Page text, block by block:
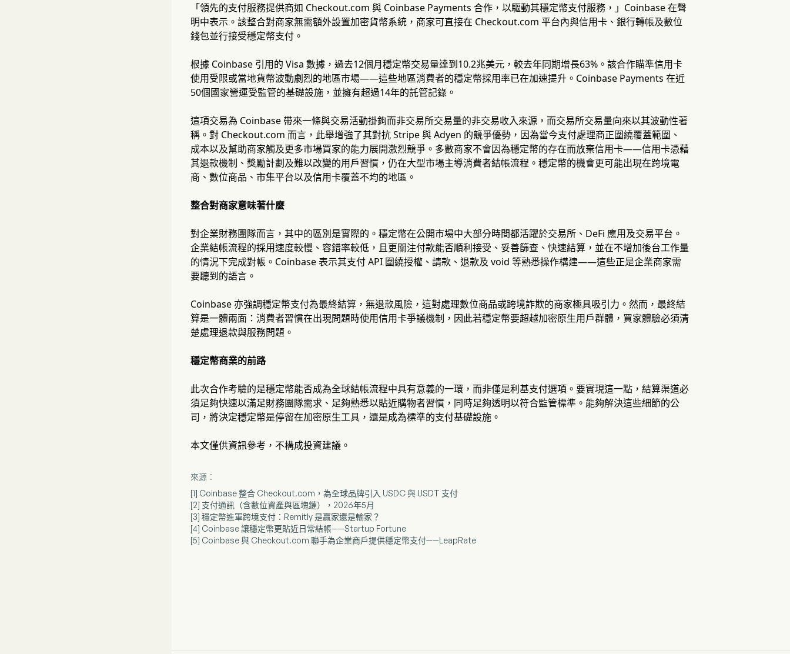
「領先的支付服務提供商如 Checkout.com 與 Coinbase Payments 合作，以驅動其穩定幣支付服務，」Coinbase 在聲
明中表示。該整合對商家無需額外設置加密貨幣系統，商家可直接在 Checkout.com 平台內與信用卡、銀行轉帳及數位
錢包並行接受穩定幣支付。
根據 Coinbase 引用的 Visa 數據，過去12個月穩定幣交易量達到10.2兆美元，較去年同期增長63%。該合作瞄準信用卡
使用受限或當地貨幣波動劇烈的地區市場——這些地區消費者的穩定幣採用率已在加速提升。Coinbase Payments 在近
50個國家營運受監管的基礎設施，並擁有超過14年的託管記錄。
這項交易為 Coinbase 帶來一條與交易活動掛鉤而非交易所交易量的非交易收入來源，而交易所交易量向來以其波動性著
稱。對 Checkout.com 而言，此舉增強了其對抗 Stripe 與 Adyen 的競爭優勢，因為當今支付處理商正圍繞覆蓋範圍、
成本以及幫助商家觸及更多市場買家的能力展開激烈競爭。多數商家不會因為穩定幣的存在而放棄信用卡——信用卡憑藉
其退款機制、獎勵計劃及難以改變的用戶習慣，仍在大型市場主導消費者結帳流程。穩定幣的機會更可能出現在跨境電
商、數位商品、市集平台以及信用卡覆蓋不均的地區。
整合對商家意味著什麼
對企業財務團隊而言，其中的區別是實際的。穩定幣在公開市場中大部分時間都活躍於交易所、DeFi 應用及交易平台。
企業結帳流程的採用速度較慢、容錯率較低，且更關注付款能否順利接受、妥善篩查、快速結算，並在不增加後台工作量
的情況下完成對帳。Coinbase 表示其支付 API 圍繞授權、請款、退款及 void 等熟悉操作構建——這些正是企業商家需
要聽到的語言。
Coinbase 亦強調穩定幣支付為最終結算，無退款風險，這對處理數位商品或跨境詐欺的商家極具吸引力。然而，最終結
算是一體兩面：消費者習慣在出現問題時使用信用卡爭議機制，因此若穩定幣要超越加密原生用戶群體，買家體驗必須清
楚處理退款與服務問題。
穩定幣商業的前路
此次合作考驗的是穩定幣能否成為全球結帳流程中具有意義的一環，而非僅是利基支付選項。要實現這一點，結算渠道必
須足夠快速以滿足財務團隊需求、足夠熟悉以貼近購物者習慣，同時足夠透明以符合監管標準。能夠解決這些細節的公
司，將決定穩定幣是停留在加密原生工具，還是成為標準的支付基礎設施。
本文僅供資訊參考，不構成投資建議。
來源：
[1] Coinbase 整合 Checkout.com，為全球品牌引入 USDC 與 USDT 支付
[2] 支付通訊（含數位資產與區塊鏈），2026年5月
[3] 穩定幣進軍跨境支付：Remitly 是贏家還是輸家？
[4] Coinbase 讓穩定幣更貼近日常結帳——Startup Fortune
[5] Coinbase 與 Checkout.com 聯手為企業商戶提供穩定幣支付——LeapRate